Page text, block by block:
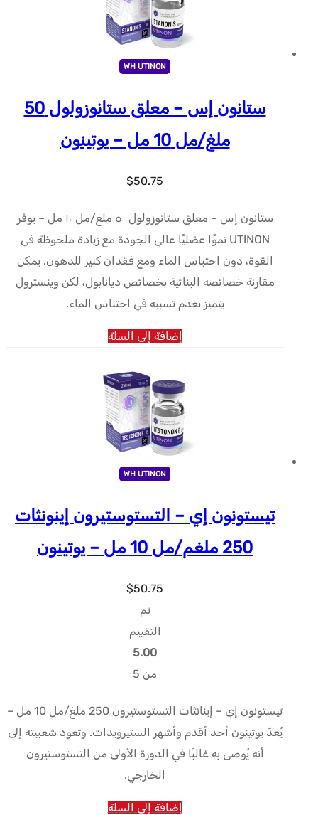
WH UTINON
ستانون إس – معلق ستانوزولول 50
ملغ/مل 10 مل – يوتينون
$50.75
ستانون إس – معلق ستانوزولول ٥٠ ملغ/مل ١٠ مل – يوفر
UTINON نموًا عضليًا عالي الجودة مع زيادة ملحوظة في
القوة، دون احتباس الماء ومع فقدان كبير للدهون. يمكن
مقارنة خصائصه البنائية بخصائص ديانابول، لكن وينسترول
يتميز بعدم تسببه في احتباس الماء.
إضافة إلى السلة
WH UTINON
تيستونون إي – التستوستيرون إينونثات
250 ملغم/مل 10 مل – يوتينون
$50.75
تم
التقييم
5.00
من 5
تيستونون إي – إينانثات التستوستيرون 250 ملغ/مل 10 مل –
يُعدّ يوتينون أحد أقدم وأشهر الستيرويدات. وتعود شعبيته إلى
أنه يُوصى به غالبًا في الدورة الأولى من التستوستيرون
الخارجي.
إضافة إلى السلة